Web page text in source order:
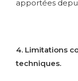
apportées
4. Limitations
techniques.